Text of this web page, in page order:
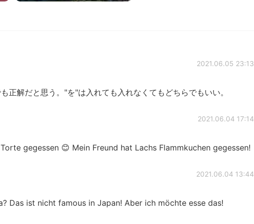
2021.06.05 23:13
正解だと思う。"を"は入れても入れなくてもどちらでもいい。
2021.06.04 17:14
gegessen 😊 Mein Freund hat Lachs Flammkuchen gegessen!
2021.06.04 13:44
Das ist nicht famous in Japan! Aber ich möchte esse das!